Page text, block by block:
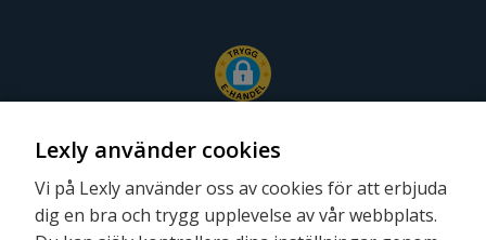
Följ oss
Lexly använder cookies
Vi på Lexly använder oss av cookies för att erbjuda
dig en bra och trygg upplevelse av vår webbplats.